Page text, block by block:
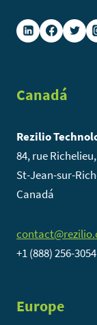
DE
Canadá
Rezilio
84, rue
St-Jean-sur-
Canadá
+1 (888) 256-3054
Europe